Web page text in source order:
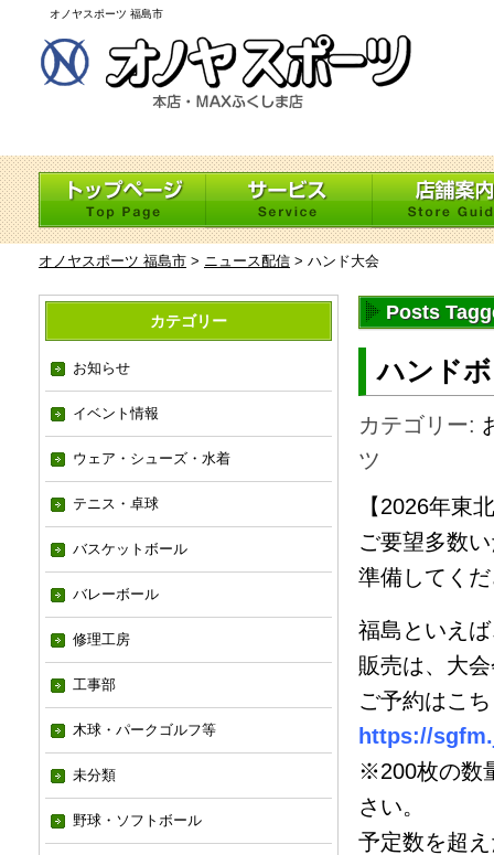
オノヤスポーツ 福島市
オノヤスポーツ 福島市 > ニュース配信 > ハンド大会
カテゴリー
お知らせ
イベント情報
ウェア・シューズ・水着
テニス・卓球
バスケットボール
バレーボール
修理工房
工事部
木球・パークゴルフ等
未分類
野球・ソフトボール
Posts
ハンド
カテゴリー:
ツ
【2026年東
ご要望多数
準備してく
福島といえ
販売は、大
ご予約はこ
https://
※200枚の数
さい。
予定数を超